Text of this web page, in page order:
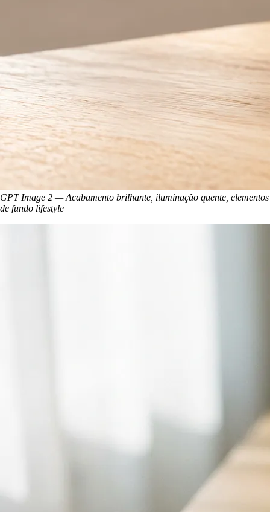
GPT Image 2 — Acabamento brilhante, iluminação quente, elementos
de fundo lifestyle